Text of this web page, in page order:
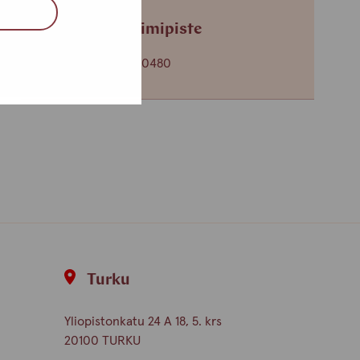
Tampereen toimipiste
+358 (0)45 265 0480
Turku
Yliopistonkatu 24 A 18, 5. krs
20100 TURKU